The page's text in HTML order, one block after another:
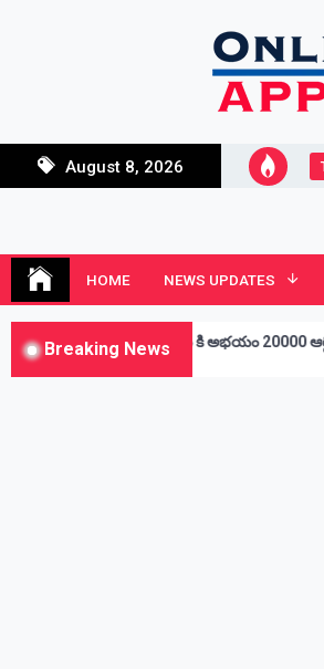
August 8, 2026
Andhra Junction
HOME NEWS UPDATES
Breaking News
20000 ఆర్థిక ఉద్దాన జీడి